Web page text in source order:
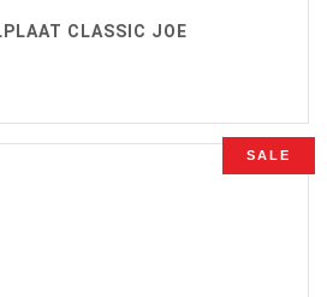
CLASSIC JOE
SALE